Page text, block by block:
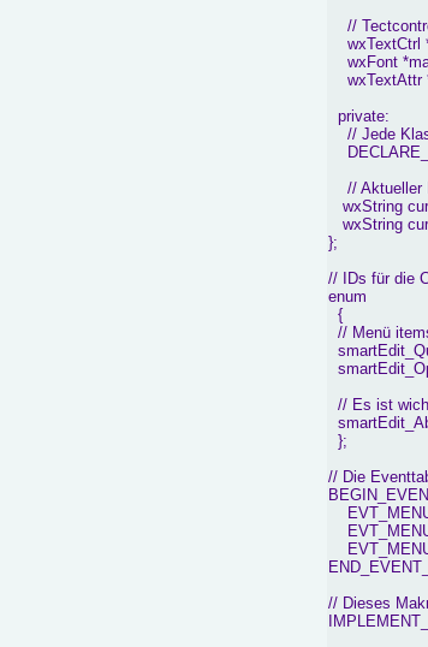
//
wxTextCtrl
wxFont
wxTextAttr
private:
// Jede
// Aktueller
wxString
wxString
};
// IDs für die
enum
{
// Menü
// Es ist
};
// Die
// Dieses